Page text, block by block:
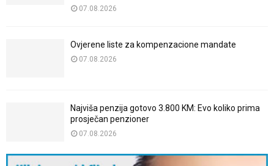
07.08.2026
Ovjerene liste za kompenzacione mandate
07.08.2026
Najviša penzija gotovo 3.800 KM: Evo koliko prima
prosječan penzioner
07.08.2026